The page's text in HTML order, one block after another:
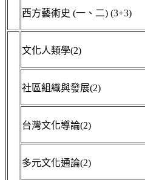
西方藝術史 (一、二) (3+3)
文化人類學(2)
社區組織與發展(2)
台灣文化導論(2)
多元文化通論(2)